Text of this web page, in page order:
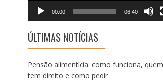
00:00 06:40
ÚLTIMAS NOTÍCIAS
Pensão alimentícia: como funciona, quem
tem direito e como pedir